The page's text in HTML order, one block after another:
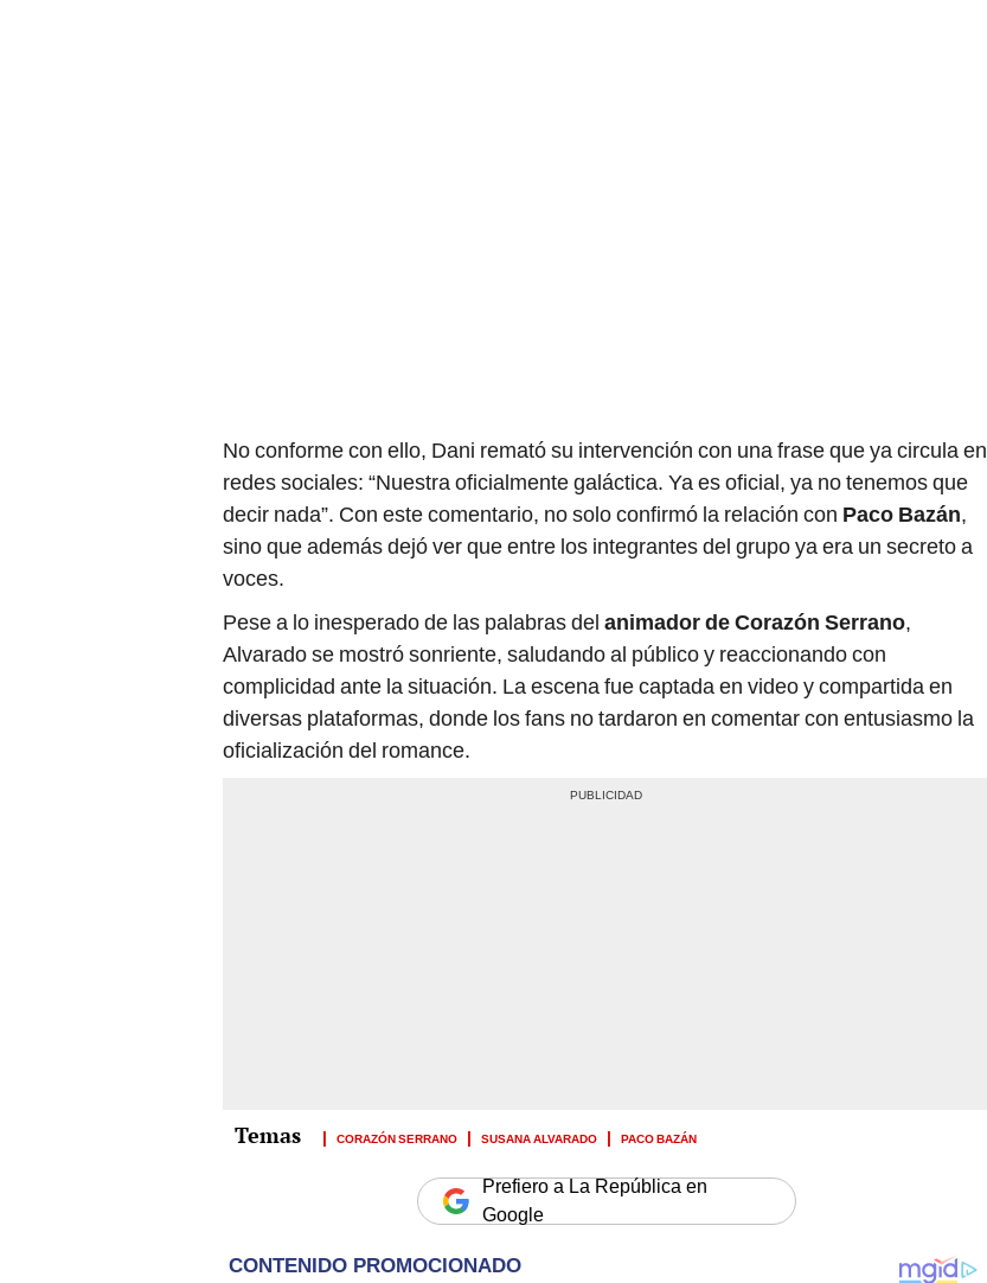
No conforme con ello, Dani remató su intervención con una frase que ya circula en
redes sociales: “Nuestra oficialmente galáctica. Ya es oficial, ya no tenemos que
decir nada”. Con este comentario, no solo confirmó la relación con Paco Bazán,
sino que además dejó ver que entre los integrantes del grupo ya era un secreto a
voces.
Pese a lo inesperado de las palabras del animador de Corazón Serrano,
Alvarado se mostró sonriente, saludando al público y reaccionando con
complicidad ante la situación. La escena fue captada en video y compartida en
diversas plataformas, donde los fans no tardaron en comentar con entusiasmo la
oficialización del romance.
CORAZÓN SERRANO SUSANA ALVARADO PACO BAZÁN
Prefiero a La República en
Google